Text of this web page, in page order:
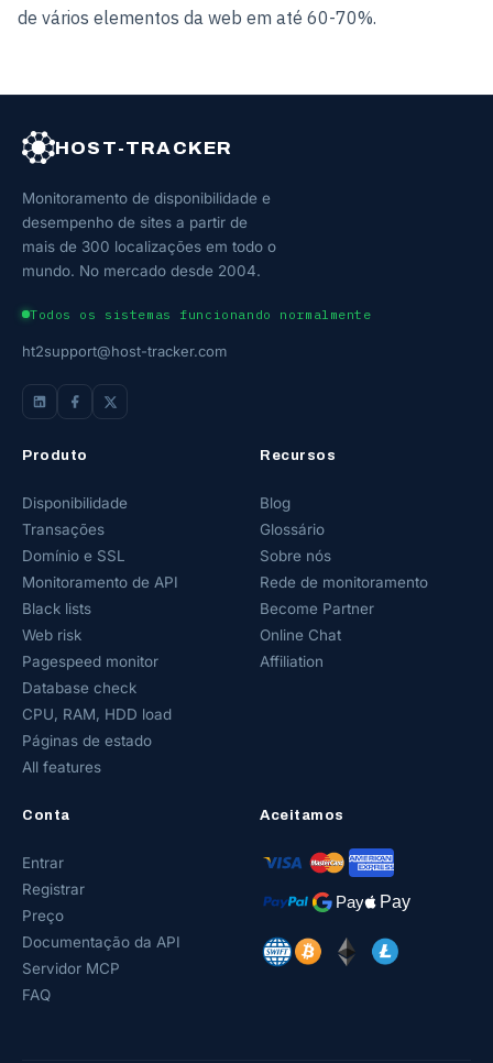
de vários elementos da web em até 60-70%.
HOST-TRACKER
Monitoramento de disponibilidade e
desempenho de sites a partir de
mais de 300 localizações em todo o
mundo. No mercado desde 2004.
Todos os sistemas funcionando normalmente
ht2support@host-tracker.com
Produto
Disponibilidade
Transações
Domínio e SSL
Monitoramento de API
Black lists
Web risk
Pagespeed monitor
Database check
CPU, RAM, HDD load
Páginas de estado
All features
Recursos
Blog
Glossário
Sobre nós
Rede de monitoramento
Become Partner
Online Chat
Affiliation
Conta
Entrar
Registrar
Preço
Documentação da API
Servidor MCP
FAQ
Aceitamos